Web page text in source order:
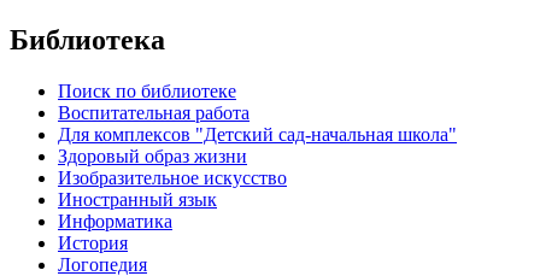
Библиотека
Поиск по библиотеке
Воспитательная работа
Для комплексов "Детский сад-начальная школа"
Здоровый образ жизни
Изобразительное искусство
Иностранный язык
Информатика
История
Логопедия